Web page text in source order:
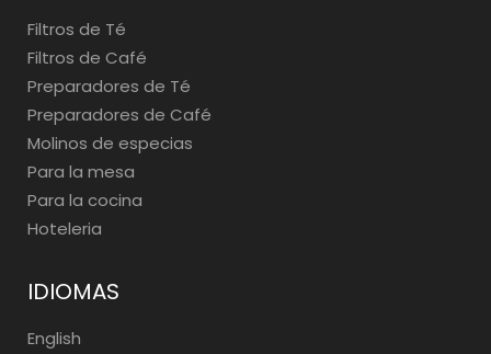
Filtros de Té
Filtros de Café
Preparadores de Té
Preparadores de Café
Molinos de especias
Para la mesa
Para la cocina
Hoteleria
IDIOMAS
English